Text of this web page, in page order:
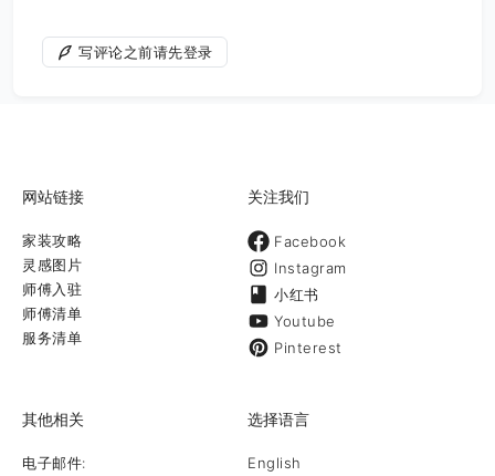
写评论之前请先登录
网站链接
家装攻略
灵感图片
师傅入驻
师傅清单
服务清单
关注我们
Facebook
Instagram
小红书
Youtube
Pinterest
其他相关
电子邮件:
选择语言
English